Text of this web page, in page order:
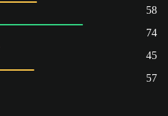
58
74
45
57